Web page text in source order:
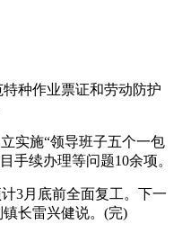
种作业票证和劳动防护
实施“领导班子五个一包
续办理等问题10余项。
3月底前全面复工。下一
长雷兴健说。(完)